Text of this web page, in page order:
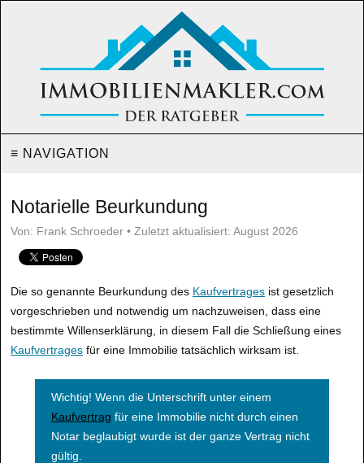
≡ NAVIGATION
Notarielle Beurkundung
Von: Frank Schroeder • Zuletzt aktualisiert: August 2026
Die so genannte Beurkundung des Kaufvertrages ist gesetzlich
vorgeschrieben und notwendig um nachzuweisen, dass eine
bestimmte Willenserklärung, in diesem Fall die Schließung eines
Kaufvertrages für eine Immobilie tatsächlich wirksam ist.
Wichtig! Wenn die Unterschrift unter einem
Kaufvertrag für eine Immobilie nicht durch einen
Notar beglaubigt wurde ist der ganze Vertrag nicht
gültig.